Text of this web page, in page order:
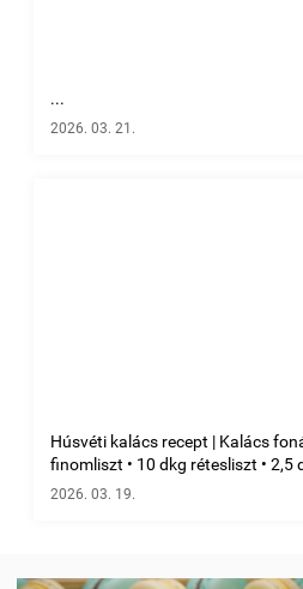
...
2026. 03. 21.
Húsvéti kalács recept | Kalács
finomliszt • 10 dkg rétesliszt • 2,5
2026. 03. 19.